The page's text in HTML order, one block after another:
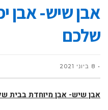
אבן שיש- אבן
שלכם
8 ביוני 2021
אבן שיש- אבן מיוחדת בבית